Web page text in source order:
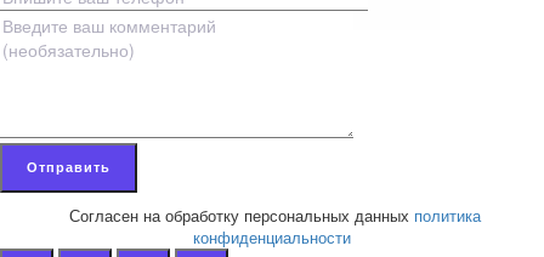
Согласен на обработку персональных данных политика
конфиденциальности